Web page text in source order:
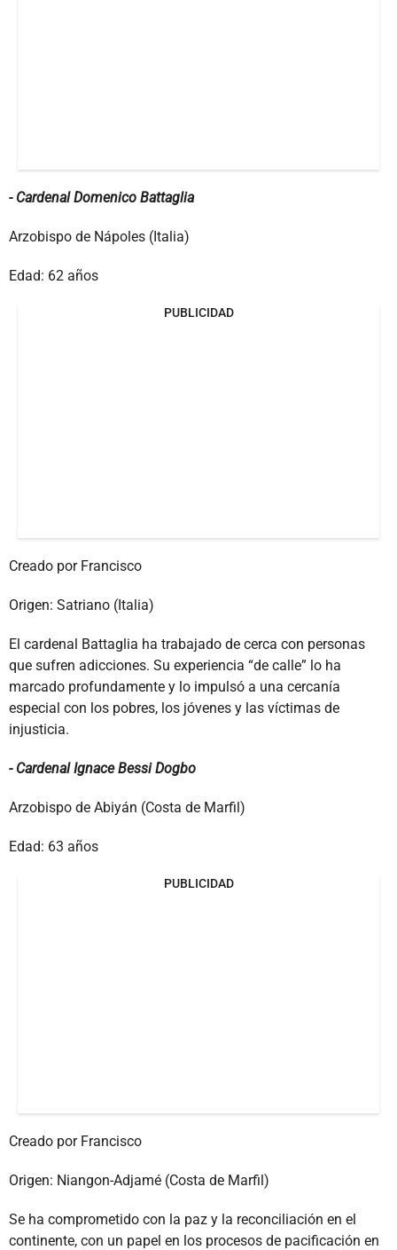
- Cardenal Domenico Battaglia
Arzobispo de Nápoles (Italia)
Edad: 62 años
PUBLICIDAD
Creado por Francisco
Origen: Satriano (Italia)
El cardenal Battaglia ha trabajado de cerca con personas
que sufren adicciones. Su experiencia “de calle” lo ha
marcado profundamente y lo impulsó a una cercanía
especial con los pobres, los jóvenes y las víctimas de
injusticia.
- Cardenal Ignace Bessi Dogbo
Arzobispo de Abiyán (Costa de Marfil)
Edad: 63 años
PUBLICIDAD
Creado por Francisco
Origen: Niangon-Adjamé (Costa de Marfil)
Se ha comprometido con la paz y la reconciliación en el
continente, con un papel en los procesos de pacificación en